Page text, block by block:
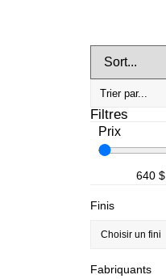
Filtres
Prix
640 $
Finis
Choisir un fini
Fabriquants